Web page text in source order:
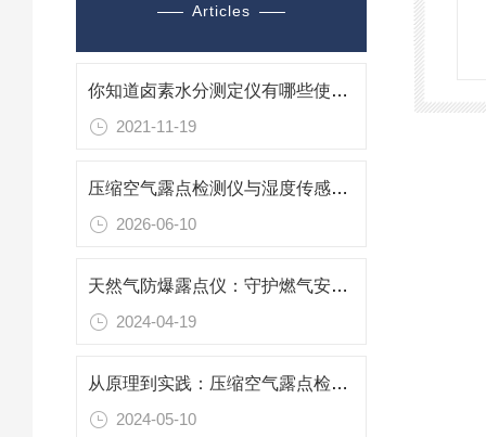
Articles
你知道卤素水分测定仪有哪些使用注意事项吗
2021-11-19
压缩空气露点检测仪与湿度传感器有什么区别？
2026-06-10
天然气防爆露点仪：守护燃气安全新仪器
2024-04-19
从原理到实践：压缩空气露点检测仪的工作原理与操作
2024-05-10